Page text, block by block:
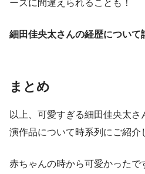
ーズに間違えられることも！
細田佳央太さんの経歴について
まとめ
以上、可愛すぎる細田佳央太
演作品について時系列にご紹介
赤ちゃんの時から可愛かったで